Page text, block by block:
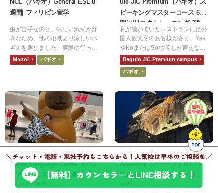
NOL（バギオ）General ESL 8
週間| フィリピン留学
虫が苦手なのと、涼しい気候が好
きなため、他の地域より涼しいバ
ギオを選びました。実際に行って
みて、治安が良く過ごしやすかっ
たです。雑談を楽しくできるくら
なると単語が出てこなくなりま
す。
Monol バギオ
uio JIC Premium（バギオ）ス
ピーキングマスターコース 6週
間(バリスタトレーニング 3週
間)| フィリピン留学
私が働いていたレストランには外
国人観光客のお客様が多く、Yes
やNoまたはSorry等しか言えない
自分にもどかしさを感じていまし
た。また、いつかメイキングオブ
ハリーポッターで働きたいという
しでも英語でコミュニケーション
がとれたら楽しいだろうなという
思いから、留学にチャレンジして
みようと思いました。
Baguio JIC Premium campus
バギオ
#677 YUTAさん（20代男性）E-
Room Language Center（バコ
ロド）ESL Aコース 4週間| フ
ィリピン留学
#676 Haruさん（20代女性）EG
Academy（クラーク）IELTS+
Nativeコース 8週間| フィリピン